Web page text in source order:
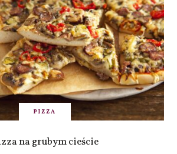
PIZZA
na grubym cieście